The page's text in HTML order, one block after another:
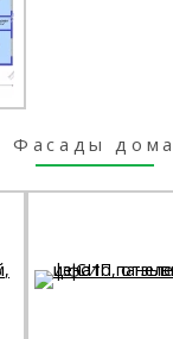
Фасады дома